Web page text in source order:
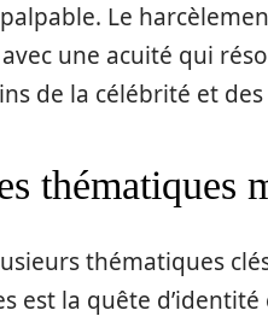
Le
une acuité qui
de la célébrité et des
thématiques
thématiques
est la quête